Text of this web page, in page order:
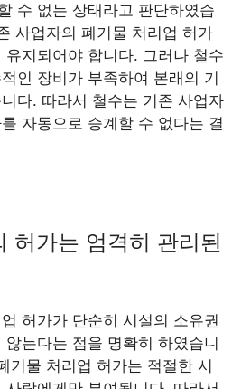
수 없는 상태라고 판단하였습
사업자의 폐기물 처리업 허가
지되어야 합니다. 그러나 철수
인 장비가 부족하여 본래의 기
다. 따라서 철수는 기존 사업자
자동으로 승계할 수 없다는 결
허가는 엄격히 관리된
허가가 단순히 시설의 소유권
는다는 점을 명확히 하였습니
기물 처리업 허가는 적절한 시